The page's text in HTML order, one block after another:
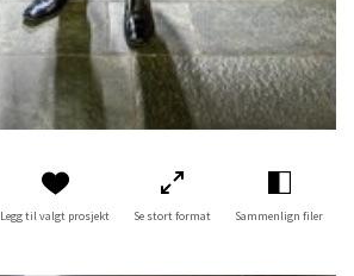
Legg til valgt prosjekt Se stort format Sammenlign filer